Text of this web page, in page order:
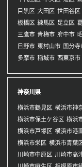
目黒区 大田区 世田谷区
板橋区 練馬区 足立区
三鷹市 青梅市 府中市
日野市 東村山市 国分寺
多摩市 稲城市 西東京市
神奈川県
横浜市鶴見区 横浜市神
横浜市保土ケ谷区 横浜
横浜市戸塚区 横浜市港
横浜市栄区 横浜市青葉
川崎市中原区 川崎市高